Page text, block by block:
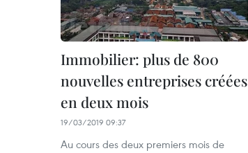
Immobilier: plus de 800
nouvelles entreprises créées
en deux mois
19/03/2019 09:37
Au cours des deux premiers mois de